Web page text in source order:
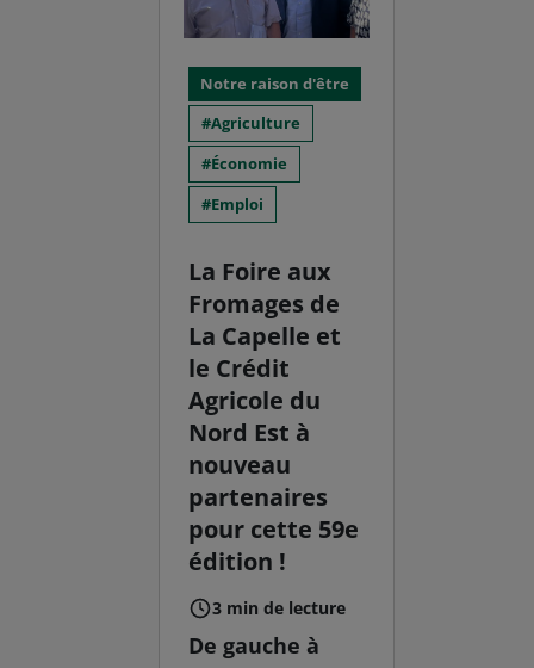
Notre raison d'être
Agriculture
Économie
Emploi
La Foire aux
Fromages de
La Capelle et
le Crédit
Agricole du
Nord Est à
nouveau
partenaires
pour cette 59e
édition !
3 min de lecture
De gauche à